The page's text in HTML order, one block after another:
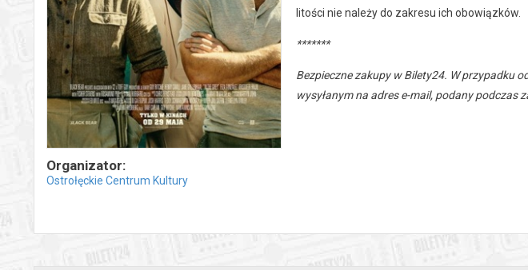
Organizator:
Ostrołęckie Centrum Kultury
litości nie należy do zakresu ich obowiązków.
*******
Bezpieczne zakupy w Bilety24. W przypadku
wysyłanym na adres e-mail, podany podczas